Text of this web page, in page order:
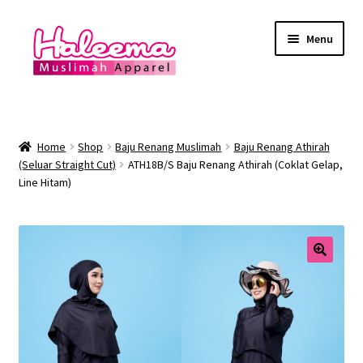
Skip
navigation
Skip
content
Menu
Lokasi Kedai
YEAR END SALE
Baju Renang Muslimah
Expand
child
menu
Baju Renang Lelaki
Baju Renang Muslimah Kanak2
Baju Renang Kanak2 Lelaki
Home Shop Baju Renang Muslimah
Baju Renang Athirah
(Seluar Straight Cut)
ATH18B/S Baju Renang Athirah (Coklat Gelap,
Line Hitam)